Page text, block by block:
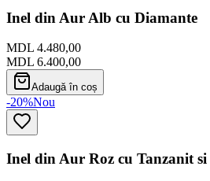
Inel din Aur Alb cu Diamante
MDL 4.480,00
MDL 6.400,00
Adaugă în coș
-20%Nou
Inel din Aur Roz cu Tanzanit